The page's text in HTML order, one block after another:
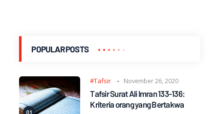
POPULAR POSTS
#Tafsir November 26, 2020
Tafsir Surat Ali Imran 133-136:
Kriteria orang yang Bertakwa